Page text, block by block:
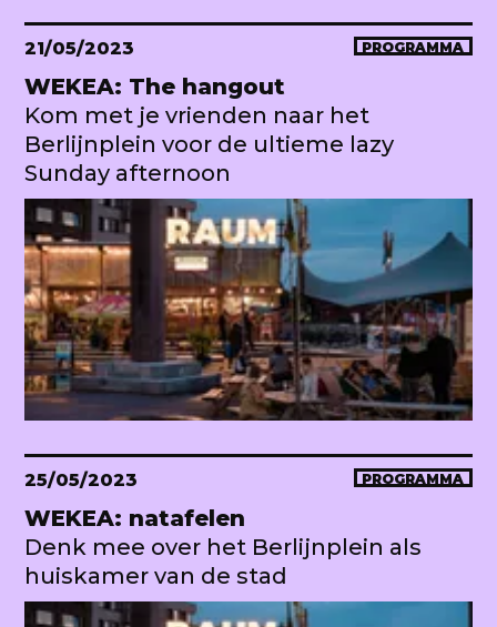
21/05/2023 PROGRAMMA
WEKEA: The hangout
Kom met je vrienden naar het
Berlijnplein voor de ultieme lazy
Sunday afternoon
25/05/2023 PROGRAMMA
WEKEA: natafelen
Denk mee over het Berlijnplein als
huiskamer van de stad